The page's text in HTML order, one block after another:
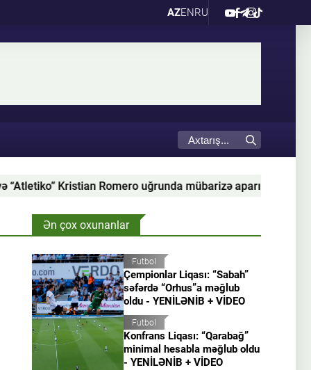
AZENRU
mübarizə aparır Nəriman Axundzadənin
Ən çox oxunanlar
Futbol
Çempionlar Liqası: “Sabah”
səfərdə “Orhus”a məğlub
oldu - YENİLƏNİB + VİDEO
Futbol
Konfrans Liqası: “Qarabağ”
minimal hesabla məğlub oldu
- YENİLƏNİB + VİDEO